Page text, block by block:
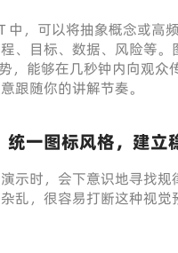
中，可以将抽象概念或高
、目标、数据、风险等
，能够在几秒钟内向观众
跟随你的讲解节奏。
统一图标风格，建立
示时，会下意识地寻找规
乱，很容易打断这种视